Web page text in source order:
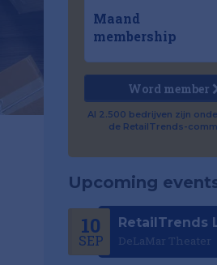
Maand
membership
Word member
Al 2.500 bedrijven zijn
de RetailTrends-
Upcoming
10
SEP
RetailTrends
DeLaMar Theater